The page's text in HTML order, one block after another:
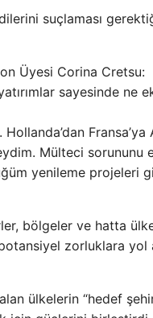
suçlaması
Üyesi Corina Cretsu:
sayesinde ne
Mülteci sorununu
yenileme projeleri
bölgeler ve hatta
zorluklara
ülkelerin “hedef